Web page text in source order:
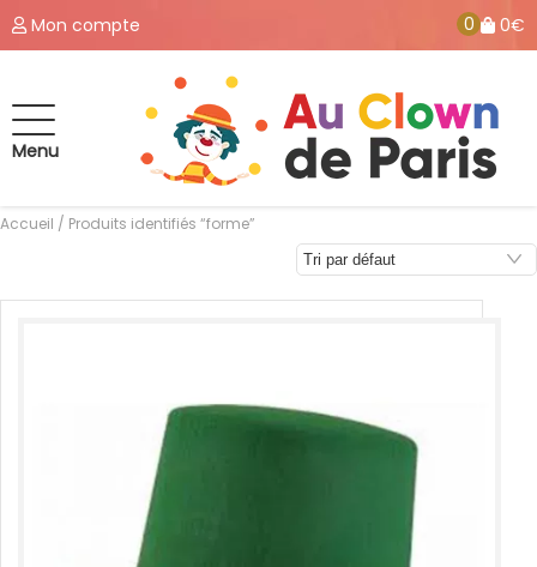
Mon compte 0 0€
Menu
Accueil / Produits identifiés “forme”